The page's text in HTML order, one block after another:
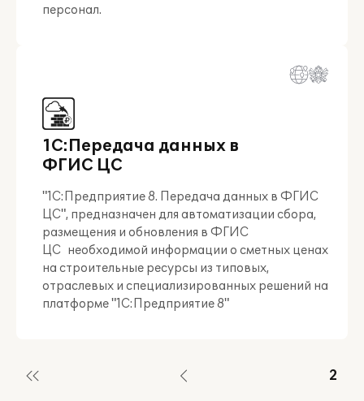
персонал.
1С:Передача данных в
ФГИС ЦС
"1С:Предприятие 8. Передача данных в ФГИС
ЦС", предназначен для автоматизации сбора,
размещения и обновления в ФГИС
ЦС необходимой информации о сметных ценах
на строительные ресурсы из типовых,
отраслевых и специализированных решений на
платформе "1С:Предприятие 8"
2